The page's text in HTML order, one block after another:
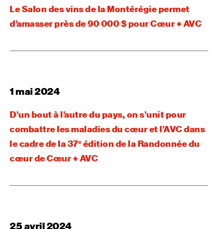
Le Salon des vins de la Montérégie permet
d’amasser près de 90 000 $ pour Cœur + AVC
1 mai 2024
D’un bout à l’autre du pays, on s’unit pour
combattre les maladies du cœur et l’AVC dans
le cadre de la 37eédition de la Randonnée du
cœur de Cœur + AVC
25 avril 2024